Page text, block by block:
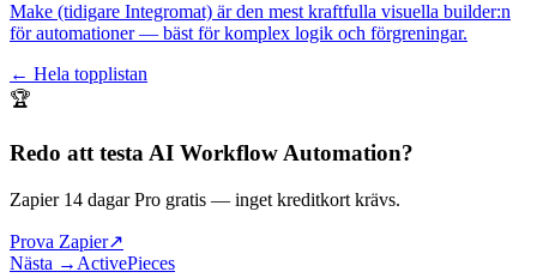
Make (tidigare Integromat) är den mest kraftfulla visuella builder:n
för automationer — bäst för komplex logik och förgreningar.
← Hela topplistan
🏆
Redo att testa AI Workflow Automation?
Zapier 14 dagar Pro gratis — inget kreditkort krävs.
Prova Zapier↗
Nästa → ActivePieces